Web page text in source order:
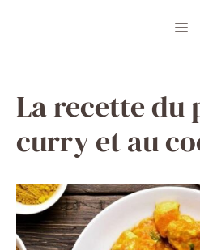
La recette du
curry et au